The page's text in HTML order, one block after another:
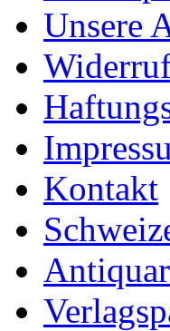
Unsere
Kontakt